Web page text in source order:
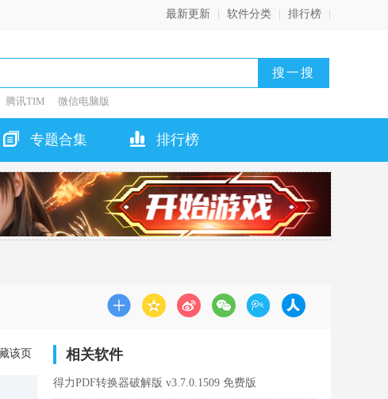
最新更新 软件分类 排行榜
腾讯TIM 微信电脑版
专题合集 排行榜
该页 相关软件
得力PDF转换器破解版 v3.7.0.1509 免费版